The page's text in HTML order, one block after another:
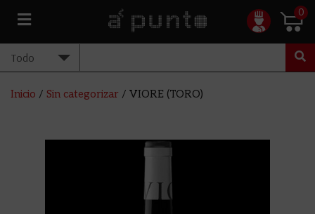
0
Inicio / Sin categorizar / VIORE (TORO)